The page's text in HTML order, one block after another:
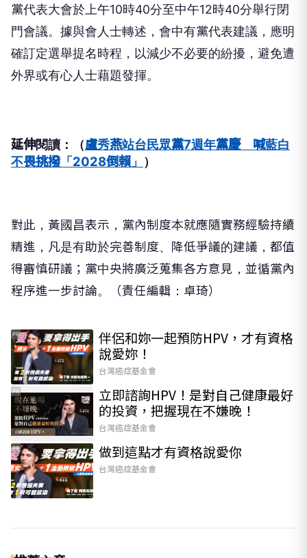
黨代表大會於上午10時40分至中午12時40分舉行閉
門會議。據與會人士轉述，會中有黨代表建議，應明
確訂定選舉提名時程，以減少不必要的紛擾，避免遭
外界或有心人士藉題發揮。
延伸閱讀：（盧秀燕站台民眾黨7週年黨慶 喊藍白
不畏挑撥「2028倒賴」 ）
對此，黃國昌表示，黨內制度本就應隨實務經驗持續
精進，凡是有助於完善制度、降低爭議的建議，都值
得審慎研議；黨中央將廣泛蒐集各方意見，並循黨內
程序進一步討論。（責任編輯：卓琦）
PR
伴侶和妳一起預防HPV，才有資格
說愛妳！
台灣癌症基金會
PR
立即諮詢HPV！是對自己健康最好
的投資，把握現在不嫌晚！
台灣癌症基金會
PR 做到這點才有資格說愛你
台灣癌症基金會